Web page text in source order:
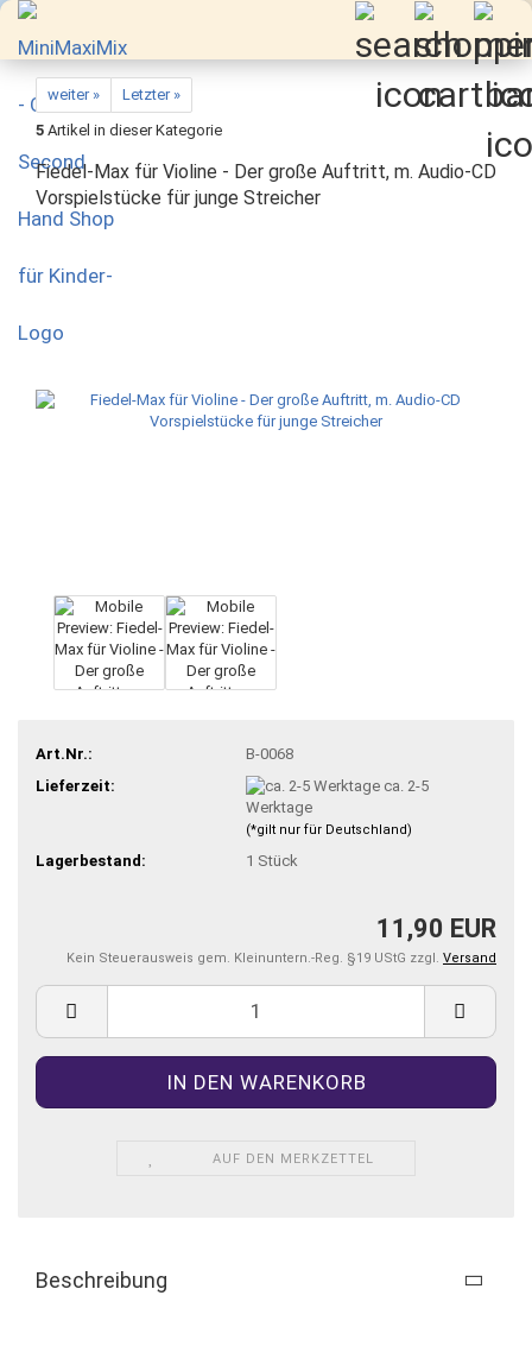
weiter »
Letzter »
5 Artikel in dieser Kategorie
Fiedel-Max für Violine - Der große Auftritt, m. Audio-CD
Vorspielstücke für junge Streicher
Art.Nr.:
B-0068
Lieferzeit:
ca. 2-5
Werktage
(*gilt nur für Deutschland)
Lagerbestand: 1 Stück
11,90 EUR
Kein Steuerausweis gem. Kleinuntern.-Reg. §19 UStG zzgl. Versand
AUF DEN MERKZETTEL
Beschreibung